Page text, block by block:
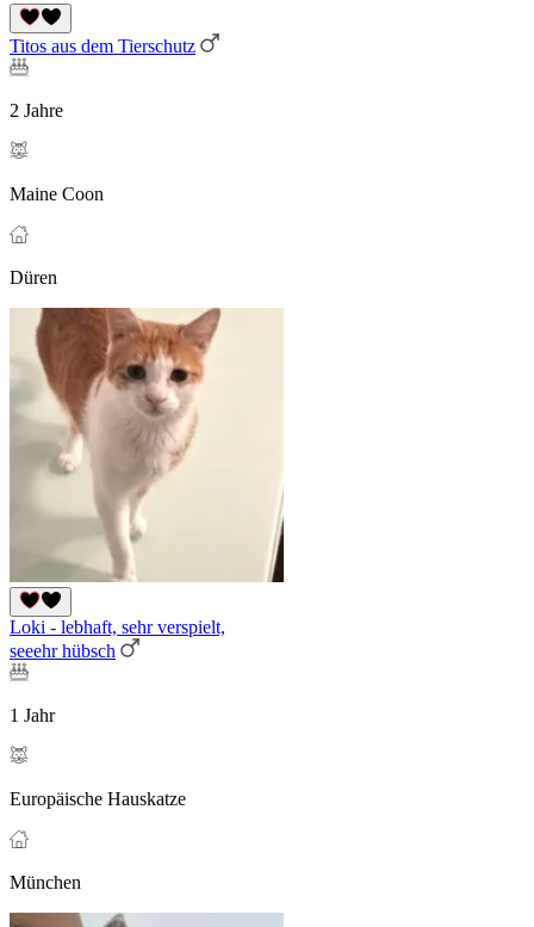
Titos aus dem Tierschutz
2 Jahre
Maine Coon
Düren
Loki - lebhaft, sehr verspielt,
seeehr hübsch
1 Jahr
Europäische Hauskatze
München